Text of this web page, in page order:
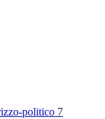
politico 7